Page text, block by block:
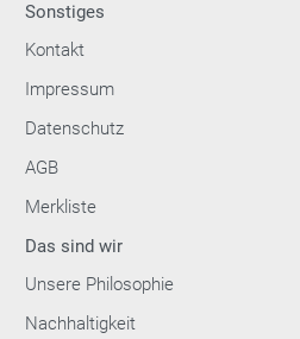
Sonstiges
Kontakt
Impressum
Datenschutz
AGB
Merkliste
Das sind wir
Unsere Philosophie
Nachhaltigkeit